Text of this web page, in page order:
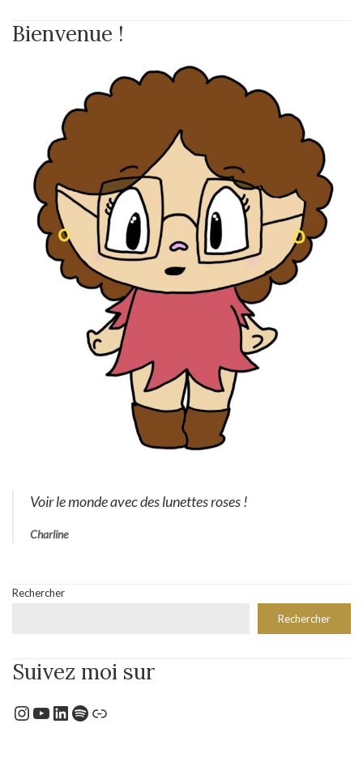
Bienvenue !
Voir le monde avec des lunettes roses !
Charline
Rechercher
Rechercher
Suivez moi sur
Instagram
YouTube
LinkedIn
Spotify
Lien